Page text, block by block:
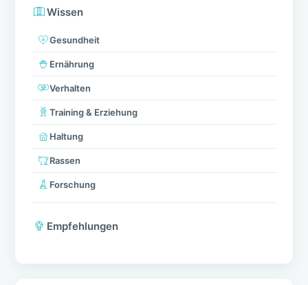
Wissen
Gesundheit
Ernährung
Verhalten
Training & Erziehung
Haltung
Rassen
Forschung
Empfehlungen